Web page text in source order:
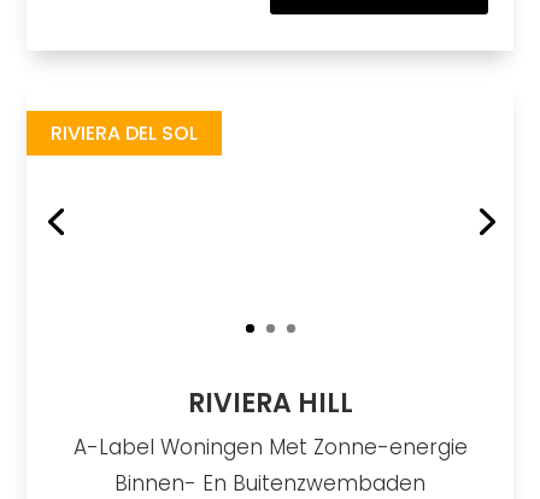
RIVIERA DEL SOL
RIVIERA HILL
A-Label Woningen Met Zonne-energie
Binnen- En Buitenzwembaden